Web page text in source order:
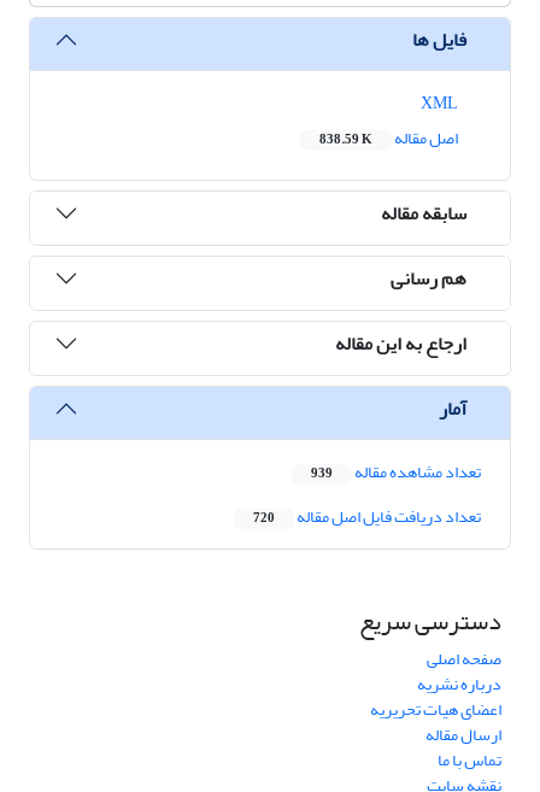
فایل ها
اصل مقاله
838.59 K
سابقه مقاله
هم رسانی
ارجاع به این مقاله
آمار
تعداد مشاهده مقاله 939
تعداد دریافت فایل اصل مقاله 720
دسترسی سریع
صفحه اصلی
درباره نشریه
اعضای هیات تحریریه
ارسال مقاله
تماس با ما